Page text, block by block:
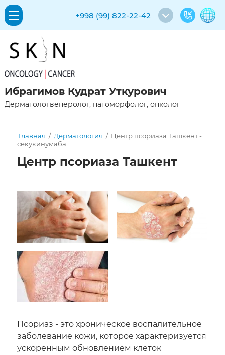
Ибрагимов Кудрат Уткурович
Дерматологвенеролог, патоморфолог, онколог
+998 (99) 822-22-42
Главная / Дерматология / Центр псориаза Ташкент -
секукинумаба
Центр псориаза Ташкент
Псориаз - это хроническое воспалительное
заболевание кожи, которое характеризуется
ускоренным обновлением клеток